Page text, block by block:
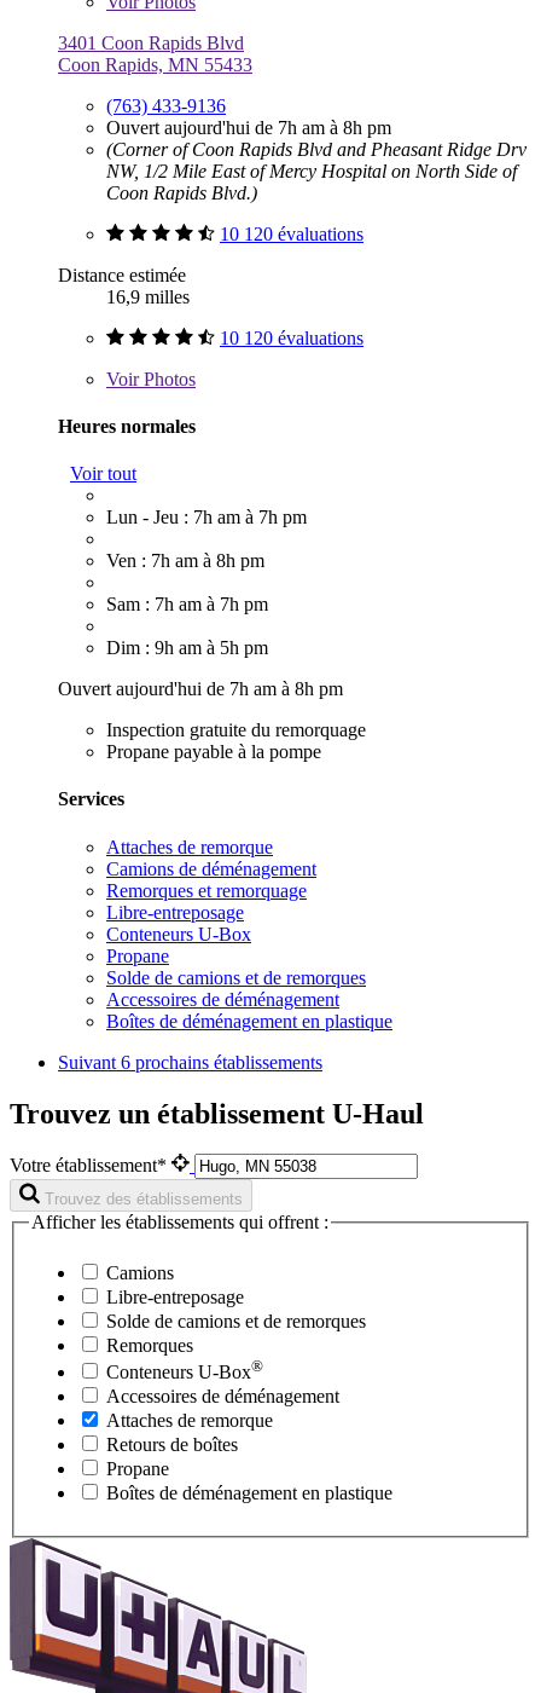
3401 Coon Rapids Blvd
Coon Rapids, MN 55433
(763) 433-9136
Ouvert aujourd'hui de 7h am à 8h pm
(Corner of Coon Rapids Blvd and Pheasant Ridge Drv
NW, 1/2 Mile East of Mercy Hospital on North Side of
Coon Rapids Blvd.)
10 120 évaluations
Distance estimée
16,9 milles
10 120 évaluations
VoirPhotos
Heures normales
Voir tout
Lun - Jeu : 7h am à 7h pm
Ven : 7h am à 8h pm
Sam : 7h am à 7h pm
Dim : 9h am à 5h pm
Ouvert aujourd'hui de 7h am à 8h pm
Inspection gratuite du remorquage
Propane payable à la pompe
Services
Attaches de remorque
Camions de déménagement
Remorques et remorquage
Libre-entreposage
Conteneurs U-Box
Propane
Solde de camions et de remorques
Accessoires de déménagement
Boîtes de déménagement en plastique
Suivant 6 prochains établissements
Trouvez un établissement U-Haul
Votre établissement*
Trouvez des établissements
Afficher les établissements qui offrent :
Camions
Libre-entreposage
Solde de camions et de remorques
Remorques
Conteneurs U-Box®
Accessoires de déménagement
Attaches de remorque
Retours de boîtes
Propane
Boîtes de déménagement en plastique